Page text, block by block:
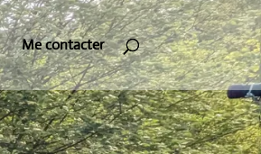
Me contacter